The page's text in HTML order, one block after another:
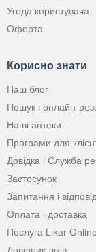
Угода користувача
Оферта
Корисно знати
Наш блог
Пошук і онлайн-
Наші аптеки
Програми для
Довідка і Служба
Застосунок
Запитання і
Оплата і доставка
Послуга Likar Online